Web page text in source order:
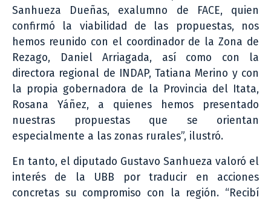
Sanhueza Dueñas, exalumno de FACE, quien
confirmó la viabilidad de las propuestas, nos
hemos reunido con el coordinador de la Zona de
Rezago, Daniel Arriagada, así como con la
directora regional de INDAP, Tatiana Merino y con
la propia gobernadora de la Provincia del Itata,
Rosana Yáñez, a quienes hemos presentado
nuestras propuestas que se orientan
especialmente a las zonas rurales”, ilustró.
En tanto, el diputado Gustavo Sanhueza valoró el
interés de la UBB por traducir en acciones
concretas su compromiso con la región. “Recibí